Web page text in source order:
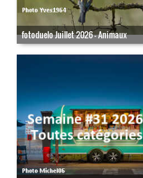
fotoduelo Juillet 2026 - Animaux